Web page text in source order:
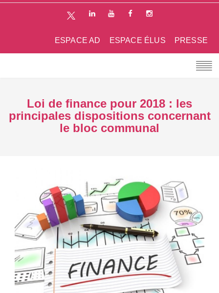
PRESSE
ESPACE ÉLUS
ESPACE AD
Loi de finance pour 2018 : les
principales dispositions concernant
le bloc communal